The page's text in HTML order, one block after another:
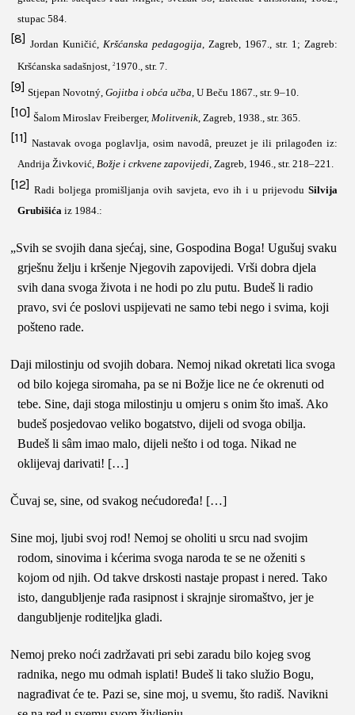
stupac 584.
[8] Jordan Kuničić, Kršćanska pedagogija, Zagreb, 1967., str. 1; Zagreb:
Kršćanska sadašnjost,2 1970., str. 7.
[9] Stjepan Novotný, Gojitba i obća učba , U Beču 1867., str. 9–10.
[10] Šalom Miroslav Freiberger, Molitvenik, Zagreb, 1938., str. 365.
[11] Nastavak ovoga poglavlja, osim navodâ, preuzet je ili prilagođen iz:
Andrija Živković,Božje i crkvene zapovijedi, Zagreb, 1946., str. 218–221.
[12] Radi boljega promišljanja ovih savjeta, evo ih i u prijevodu Silvija
Grubišića iz 1984.:
„Svih se svojih dana sjećaj, sine, Gospodina Boga! Ugušuj svaku
grješnu želju i kršenje Njegovih zapovijedi. Vrši dobra djela
svih dana svoga života i ne hodi po zlu putu. Budeš li radio
pravo, svi će poslovi uspijevati ne samo tebi nego i svima, koji
pošteno rade.
Daji milostinju od svojih dobara. Nemoj nikad okretati lica svoga
od bilo kojega siromaha, pa se ni Božje lice ne će okrenuti od
tebe. Sine, daji stoga milostinju u omjeru s onim što imaš. Ako
budeš posjedovao veliko bogatstvo, dijeli od svoga obilja.
Budeš li sâm imao malo, dijeli nešto i od toga. Nikad ne
oklijevaj darivati! […]
Čuvaj se, sine, od svakog nećudoređa! […]
Sine moj, ljubi svoj rod! Nemoj se oholiti u srcu nad svojim
rodom, sinovima i kćerima svoga naroda te se ne oženiti s
kojom od njih. Od takve drskosti nastaje propast i nered. Tako
isto, dangubljenje rađa rasipnost i skrajnje siromaštvo, jer je
dangubljenje roditeljka gladi.
Nemoj preko noći zadržavati pri sebi zaradu bilo kojeg svog
radnika, nego mu odmah isplati! Budeš li tako služio Bogu,
nagrađivat će te. Pazi se, sine moj, u svemu, što radiš. Navikni